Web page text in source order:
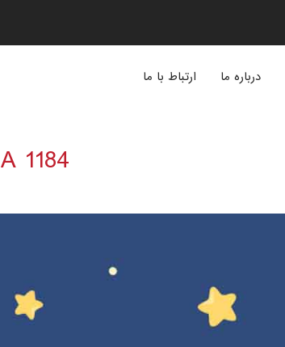
درباره ما ارتباط با ما
A 1184